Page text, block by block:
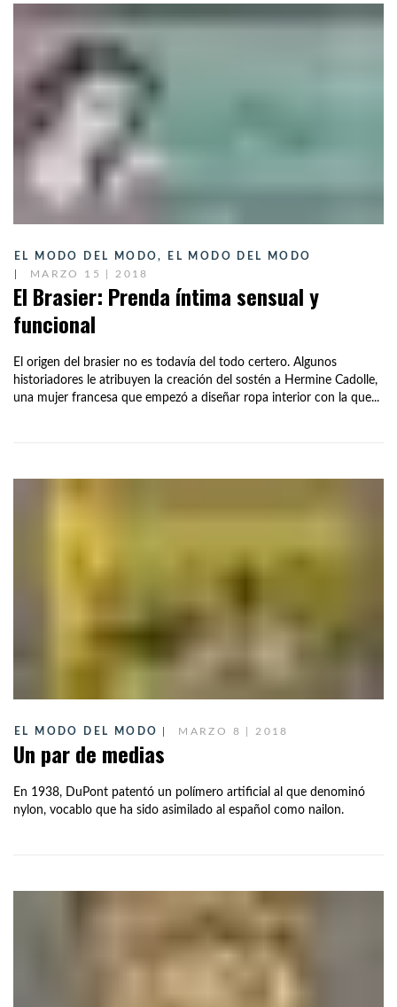
EL MODO DEL MODO,
EL MODO DEL MODO
MARZO 15 | 2018
El Brasier: Prenda íntima sensual y
funcional
El origen del brasier no es todavía del todo certero. Algunos
historiadores le atribuyen la creación del sostén a Hermine Cadolle,
una mujer francesa que empezó a diseñar ropa interior con la que...
EL MODO DEL MODO MARZO 8 | 2018
Un par de medias
En 1938, DuPont patentó un polímero artificial al que denominó
nylon, vocablo que ha sido asimilado al español como nailon.